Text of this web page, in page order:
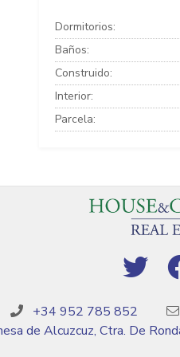
Dormitorios:
Baños:
Construido:
Interior:
Parcela:
+34 952 785 852
de Alcuzcuz, Ctra. De